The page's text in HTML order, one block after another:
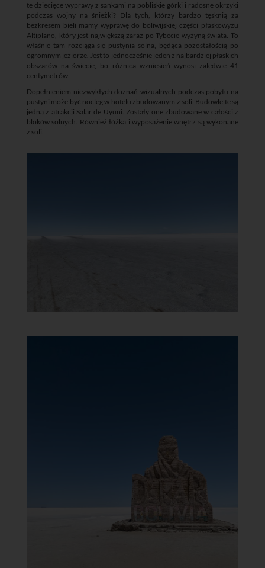
te dziecięce wyprawy z sankami na pobliskie górki i radosne okrzyki
podczas wojny na śnieżki? Dla tych, którzy bardzo tęsknią za
bezkresem bieli mamy wyprawę do boliwijskiej części płaskowyżu
Altiplano, który jest największą zaraz po Tybecie wyżyną świata. To
właśnie tam rozciąga się pustynia solna, będąca pozostałością po
ogromnym jeziorze. Jest to jednocześnie jeden z najbardziej płaskich
obszarów na świecie, bo różnica wzniesień wynosi zaledwie 41
centymetrów.
Dopełnieniem niezwykłych doznań wizualnych podczas pobytu na
pustyni może być nocleg w hotelu zbudowanym z soli. Budowle te są
jedną z atrakcji Salar de Uyuni. Zostały one zbudowane w całości z
bloków solnych. Również łóżka i wyposażenie wnętrz są wykonane
z soli.